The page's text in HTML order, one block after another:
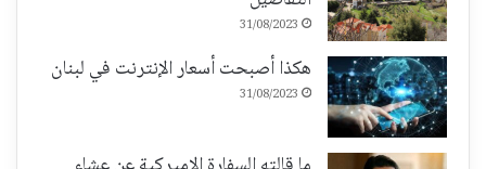
31/08/2023
هكذا أصبحت أسعار الإنترنت في لبنان
31/08/2023